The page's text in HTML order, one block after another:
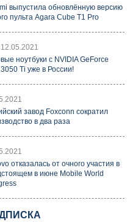
выпустила обновлённую версию
пульта Agara Cube T1 Pro
12.05.2021
ноутбуки с NVIDIA GeForce
3050 Ti уже в России!
завод Foxconn сократил
в два раза
отказалась от очного участия в
в июне Mobile World